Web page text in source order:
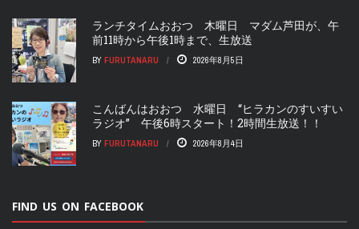
ランチタイムおおつ 木曜日 マダム芦田が、午
前11時から午後1時まで、生放送
BY FURUTANARU 2026年8月5日
こんばんはおおつ 水曜日 “ヒラカンのすいすい
ラジオ” 午後6時スタート！2時間生放送！！
BY FURUTANARU 2026年8月4日
FIND US ON FACEBOOK